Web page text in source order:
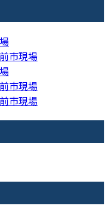
市現場
市現場
市現場